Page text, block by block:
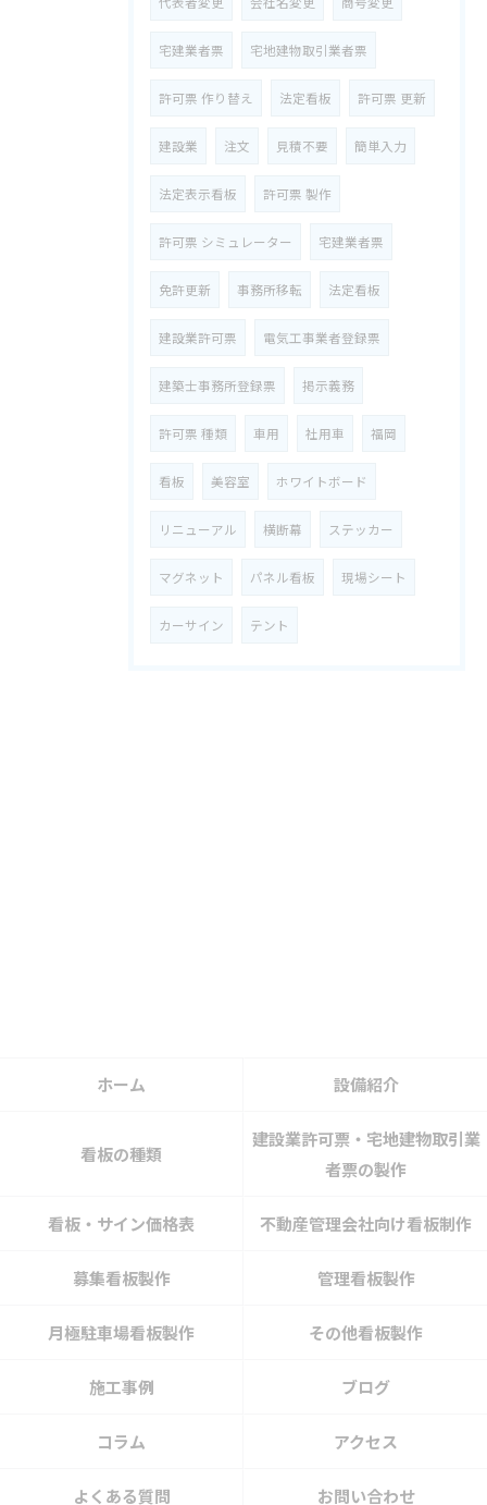
宅建業者票 宅地建物取引業者票
許可票 作り替え 法定看板 許可票 更新
建設業 注文 見積不要 簡単入力
法定表示看板 許可票 製作
許可票 シミュレーター 宅建業者票
免許更新 事務所移転 法定看板
建設業許可票 電気工事業者登録票
建築士事務所登録票 掲示義務
許可票 種類 車用 社用車 福岡
看板 美容室 ホワイトボード
リニューアル 横断幕 ステッカー
マグネット パネル看板 現場シート
カーサイン テント
ホーム 設備紹介
看板の種類
建設業許可票・宅地建物取引業
者票の製作
看板・サイン価格表 不動産管理会社向け看板制作
募集看板製作 管理看板製作
月極駐車場看板製作 その他看板製作
施工事例 ブログ
コラム アクセス
よくある質問 お問い合わせ